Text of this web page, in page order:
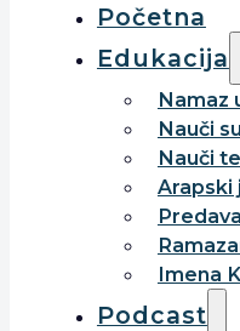
Početna
Edukacija
Namaz
Nauči
Nauči
Arapski
Imena
Podcast